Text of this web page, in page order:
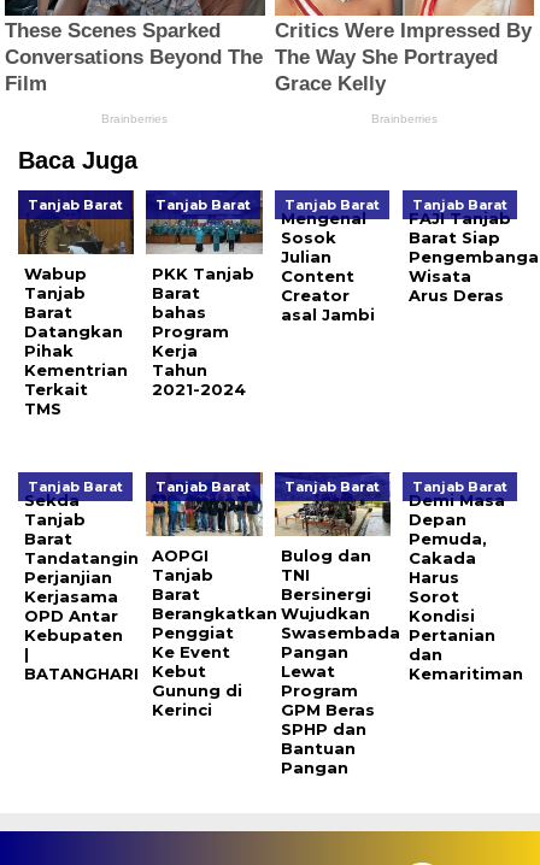
Baca Juga
Tanjab Barat
Wabup
Tanjab
Barat
Datangkan
Pihak
Kementrian
Terkait
TMS
Tanjab Barat
PKK Tanjab
Barat
bahas
Program
Kerja
Tahun
2021-2024
Tanjab Barat
Mengenal
Sosok
Julian
Content
Creator
asal Jambi
Tanjab Barat
FAJI Tanjab
Barat Siap
Wisata
Arus Deras
Tanjab Barat
Sekda
Tanjab
Barat
Tandatangin
Perjanjian
Kerjasama
OPD Antar
Kebupaten
|
BATANGHARI
Tanjab Barat
AOPGI
Tanjab
Barat
Berangkatkan
Penggiat
Ke Event
Kebut
Gunung di
Kerinci
Tanjab Barat
Bulog dan
TNI
Bersinergi
Wujudkan
Swasembada
Pangan
Lewat
Program
GPM Beras
SPHP dan
Bantuan
Pangan
Tanjab Barat
Demi Masa
Depan
Pemuda,
Cakada
Harus
Sorot
Kondisi
Pertanian
dan
Kemaritiman